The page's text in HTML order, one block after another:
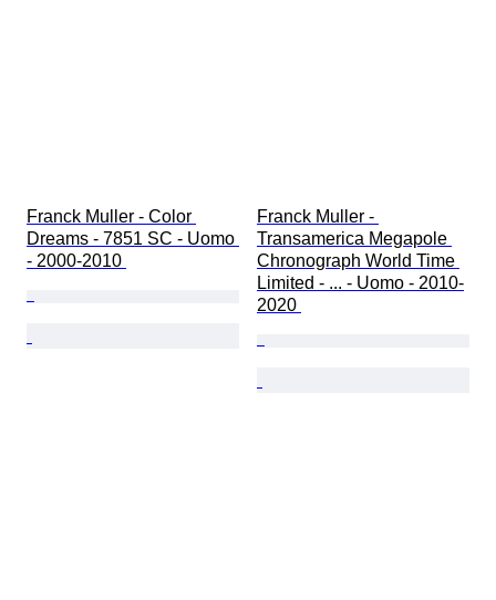
Franck Muller - Color
Dreams - 7851 SC - Uomo
- 2000-2010
Franck Muller -
Transamerica Megapole
Chronograph World Time
Limited - ... - Uomo - 2010-
2020